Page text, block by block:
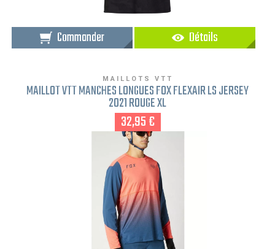
Commander Détails
MAILLOTS VTT
MAILLOT VTT MANCHES LONGUES FOX FLEXAIR LS JERSEY
2021 ROUGE XL
32,95 €